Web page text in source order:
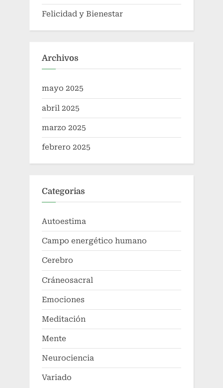
Felicidad y Bienestar
Archivos
mayo 2025
abril 2025
marzo 2025
febrero 2025
Categorias
Autoestima
Campo energético humano
Cerebro
Cráneosacral
Emociones
Meditación
Mente
Neurociencia
Variado